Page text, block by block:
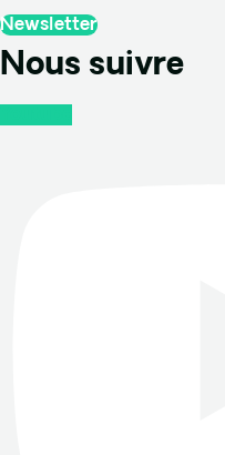
Newsletter
Nous suivre